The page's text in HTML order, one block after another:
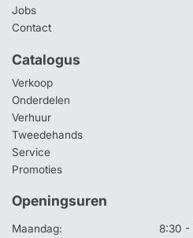
Jobs
Contact
Catalogus
Verkoop
Onderdelen
Verhuur
Tweedehands
Service
Promoties
Openingsuren
Maandag: 8:30 -